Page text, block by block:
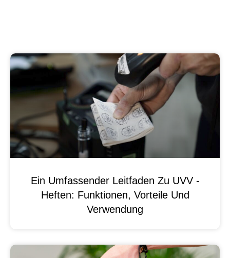
Ein Umfassender Leitfaden Zu UVV -
Heften: Funktionen, Vorteile Und
Verwendung